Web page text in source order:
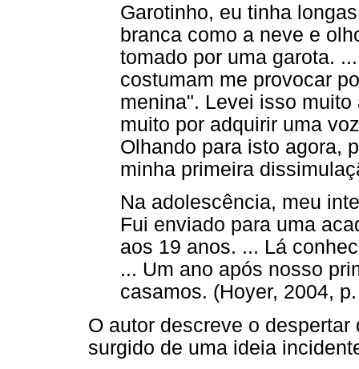
Garotinho, eu tinha
branca como a neve e
tomado por uma garota.
costumam me provocar
menina". Levei isso
muito por adquirir uma
Olhando para isto agora,
minha primeira
Na adolescência, meu
Fui enviado para uma
aos 19 anos. ... Lá
... Um ano após nosso
casamos. (Hoyer, 2004,
O autor descreve o
surgido de uma ideia